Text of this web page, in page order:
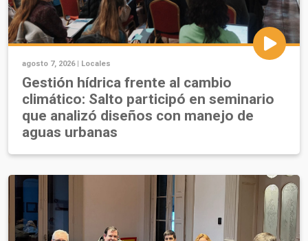
agosto 7, 2026 | Locales
Gestión hídrica frente al cambio
climático: Salto participó en seminario
que analizó diseños con manejo de
aguas urbanas